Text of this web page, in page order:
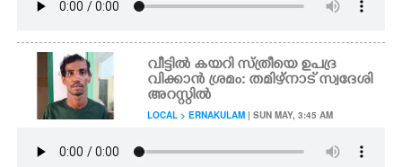
വീട്ടിൽ കയറി സ്ത്രീയെ ഉപദ്ര
വിക്കാൻ ശ്രമം: തമിഴ്നാട് സ്വദേശി
അറസ്റ്റിൽ
LOCAL > ERNAKULAM | SUN MAY, 3:45 AM